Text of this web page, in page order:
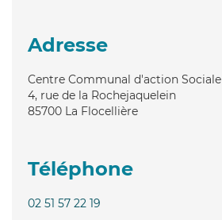
Adresse
Centre Communal d'action Sociale
4, rue de la Rochejaquelein
85700 La Flocellière
Téléphone
02 51 57 22 19